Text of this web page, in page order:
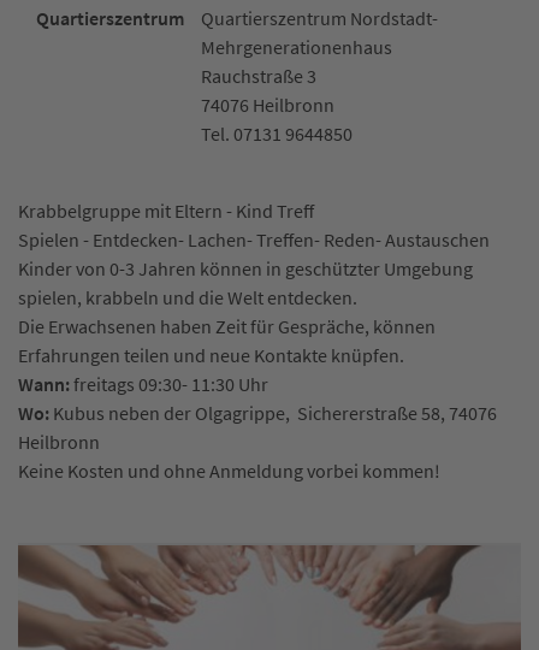
Quartierszentrum
Quartierszentrum Nordstadt-
Mehrgenerationenhaus
Rauchstraße 3
74076 Heilbronn
Tel. 07131 9644850
Krabbelgruppe mit Eltern - Kind Treff
Spielen - Entdecken- Lachen- Treffen- Reden- Austauschen
Kinder von 0-3 Jahren können in geschützter Umgebung
spielen, krabbeln und die Welt entdecken.
Die Erwachsenen haben Zeit für Gespräche, können
Erfahrungen teilen und neue Kontakte knüpfen.
Wann:freitags 09:30- 11:30 Uhr
Wo: Kubus neben der Olgagrippe, Sichererstraße 58, 74076
Heilbronn
Keine Kosten und ohne Anmeldung vorbei kommen!